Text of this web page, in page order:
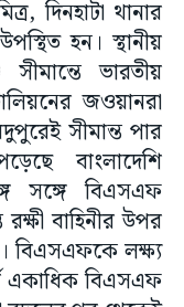
দিনহাটা থানার
হন। স্থানীয়
ভারতীয়
জওয়ানরা
সীমান্ত পার
বাংলাদেশি
সঙ্গে বিএসএফ
বাহিনীর উপর
বিএসএফকে লক্ষ্য
একাধিক বিএসএফ